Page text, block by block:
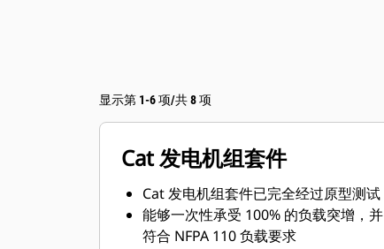
显示第 1-6 项/共 8 项
Cat 发电机组套件
Cat 发电机组套件已完全经过原型测试
能够一次性承受 100% 的负载突增，并
符合 NFPA 110 负载要求